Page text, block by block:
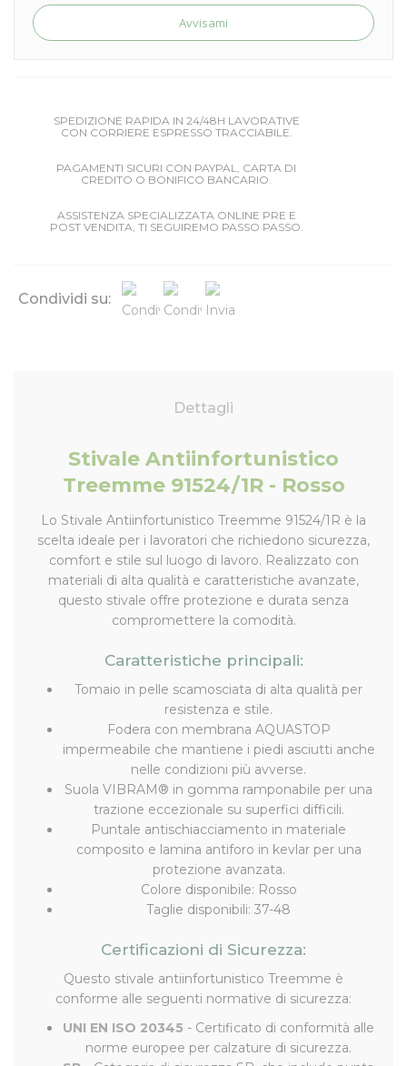
Avvisami
SPEDIZIONE RAPIDA IN 24/48H LAVORATIVE
CON CORRIERE ESPRESSO TRACCIABILE.
PAGAMENTI SICURI CON PAYPAL, CARTA DI
CREDITO O BONIFICO BANCARIO.
ASSISTENZA SPECIALIZZATA ONLINE PRE E
POST VENDITA, TI SEGUIREMO PASSO PASSO.
Condividi su:
Dettagli
Stivale Antiinfortunistico
Treemme 91524/1R - Rosso
Lo Stivale Antiinfortunistico Treemme 91524/1R è la
scelta ideale per i lavoratori che richiedono sicurezza,
comfort e stile sul luogo di lavoro. Realizzato con
materiali di alta qualità e caratteristiche avanzate,
questo stivale offre protezione e durata senza
compromettere la comodità.
Caratteristiche principali:
Tomaio in pelle scamosciata di alta qualità per
resistenza e stile.
Fodera con membrana AQUASTOP
impermeabile che mantiene i piedi asciutti anche
nelle condizioni più avverse.
Suola VIBRAM® in gomma ramponabile per una
trazione eccezionale su superfici difficili.
Puntale antischiacciamento in materiale
composito e lamina antiforo in kevlar per una
protezione avanzata.
Colore disponibile: Rosso
Taglie disponibili: 37-48
Certificazioni di Sicurezza:
Questo stivale antiinfortunistico Treemme è
conforme alle seguenti normative di sicurezza:
UNI EN ISO 20345 - Certificato di conformità alle
norme europee per calzature di sicurezza.